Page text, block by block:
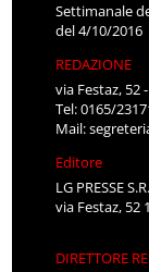
Settimanale
del 4/10/2016
REDAZIONE
via Festaz, 52
Tel: 0165/
Mail:
Editore
LG PRESSE
via Festaz, 52
DIRETTORE